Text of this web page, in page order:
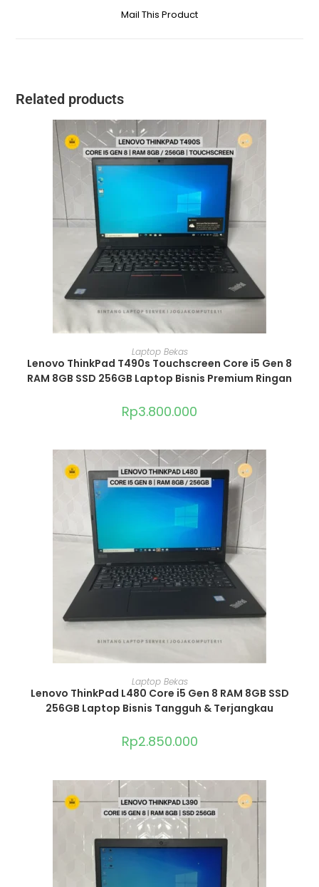
Mail This Product
Related products
ADD TO CART
Laptop Bekas
Lenovo ThinkPad T490s Touchscreen Core i5 Gen 8
RAM 8GB SSD 256GB Laptop Bisnis Premium Ringan
Rp3.800.000
ADD TO CART
Laptop Bekas
Lenovo ThinkPad L480 Core i5 Gen 8 RAM 8GB SSD
256GB Laptop Bisnis Tangguh & Terjangkau
Rp2.850.000